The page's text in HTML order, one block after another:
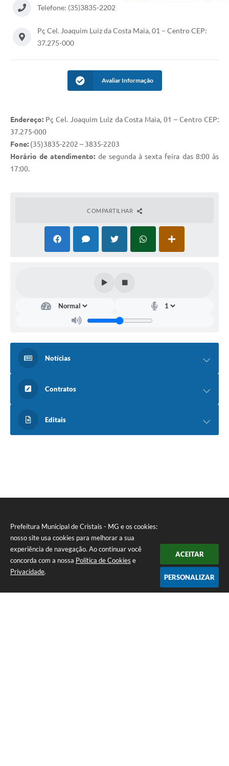
Prefeitura Municipal de Cristais - MG e os cookies:
nosso site usa cookies para melhorar a sua
experiência de navegação. Ao continuar você
concorda com a nossa Política de Cookies e
Privacidade.
ACEITAR
PERSONALIZAR
Telefone: (35)3835-2202
Pç Cel. Joaquim Luiz da Costa Maia, 01 – Centro CEP:
37.275-000
Avaliar Informação
Endereço: Pç Cel. Joaquim Luiz da Costa Maia, 01 – Centro CEP:
37.275-000
Fone: (35)3835-2202 – 3835-2203
Horário de atendimento: de segunda à sexta feira das 8:00 às
17:00.
COMPARTILHAR
Notícias
Contratos
Editais